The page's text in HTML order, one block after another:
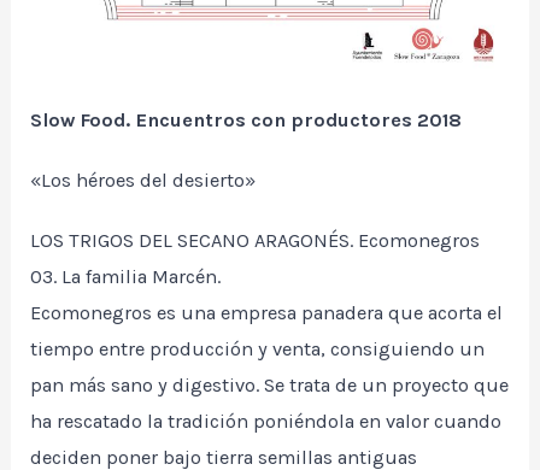
Slow Food. Encuentros con productores 2018
«Los héroes del desierto»
LOS TRIGOS DEL SECANO ARAGONÉS. Ecomonegros
03. La familia Marcén.
Ecomonegros es una empresa panadera que acorta el
tiempo entre producción y venta, consiguiendo un
pan más sano y digestivo. Se trata de un proyecto que
ha rescatado la tradición poniéndola en valor cuando
deciden poner bajo tierra semillas antiguas